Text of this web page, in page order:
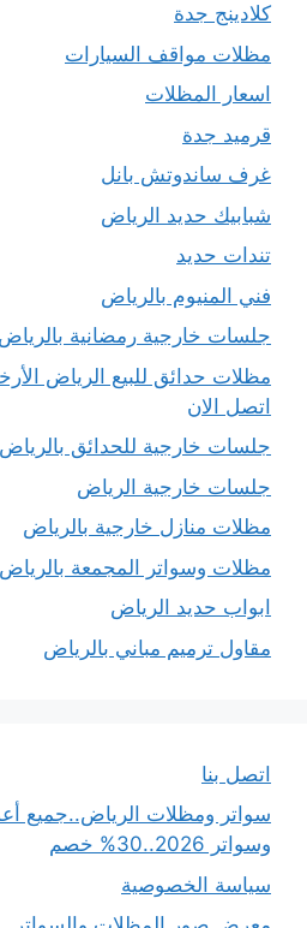
كلادينج جدة
مظلات مواقف السيارات
اسعار المظلات
قرميد جدة
غرف ساندوتش بانل
شبابيك حديد الرياض
تندات حديد
فني المنيوم بالرياض
جلسات خارجية رمضانية بالرياض
اتصل الان
جلسات خارجية للحدائق بالرياض
جلسات خارجية الرياض
مظلات منازل خارجية بالرياض
مظلات وسواتر المجمعة بالرياض
ابواب حديد الرياض
مقاول ترميم مباني بالرياض
اتصل بنا
سواتر ومظلات الرياض..جميع
وسواتر 2026..30% خصم
سياسة الخصوصية